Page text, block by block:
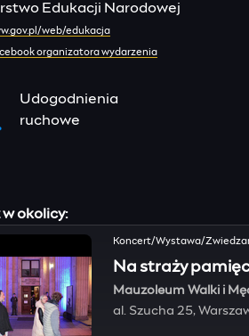
Edukacji Narodowej
web/edukacja
organizatora wydarzenia
Udogodnienia
ruchowe
okolicy:
Koncert/Wystawa/
Na straży
Mauzoleum Walki i
al. Szucha 25,